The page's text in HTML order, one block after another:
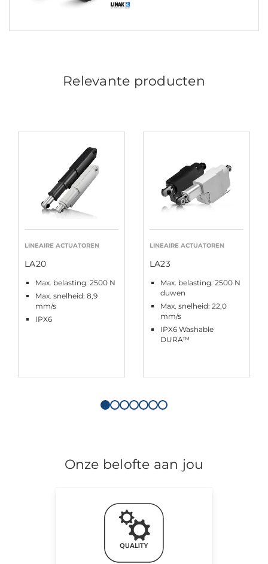
Relevante producten
LINEAIRE ACTUATOREN
LA20
Max. belasting: 2500 N
Max. snelheid: 8,9
mm/s
IPX6
LINEAIRE ACTUATOREN
LA23
Max. belasting: 2500 N
duwen
Max. snelheid: 22,0
mm/s
IPX6 Washable
DURA™
Onze belofte aan jou